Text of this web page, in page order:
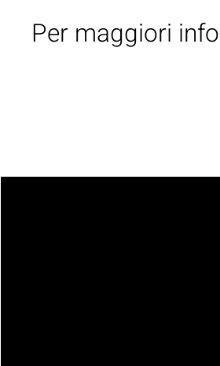
Per maggiori